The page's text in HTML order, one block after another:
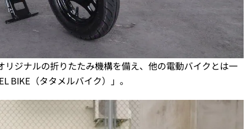
ジナルの折りたたみ機構を備え、他の電動バイクとは一
BIKE（タタメルバイク）」。